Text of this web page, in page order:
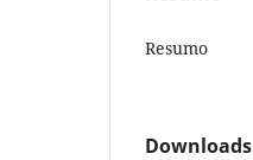
Resumo
Downloads